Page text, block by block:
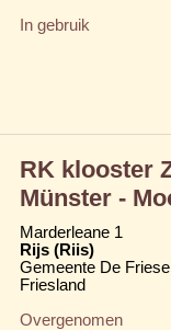
In gebruik
RK klooster
Münster -
Marderleane 1
Rijs (Riis)
Gemeente De
Friesland
Overgenomen